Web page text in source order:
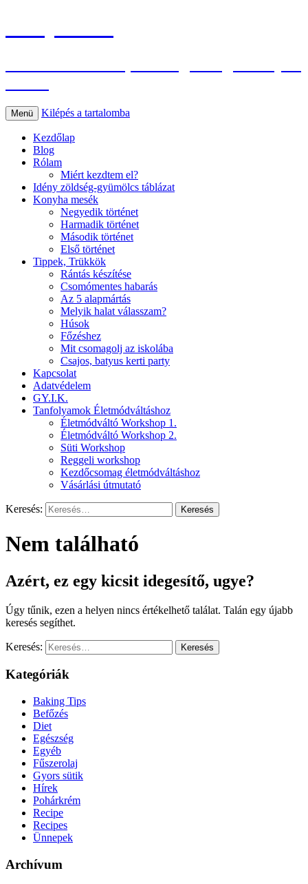
Menü Kilépés a tartalomba
Kezdőlap
Blog
Rólam
Miért kezdtem el?
Idény zöldség-gyümölcs táblázat
Konyha mesék
Negyedik történet
Harmadik történet
Második történet
Első történet
Tippek, Trükkök
Rántás készítése
Csomómentes habarás
Az 5 alapmártás
Melyik halat válasszam?
Húsok
Főzéshez
Mit csomagolj az iskolába
Csajos, batyus kerti party
Kapcsolat
Adatvédelem
GY.I.K.
Tanfolyamok Életmódváltáshoz
Életmódváltó Workshop 1.
Életmódváltó Workshop 2.
Süti Workshop
Reggeli workshop
Kezdőcsomag életmódváltáshoz
Vásárlási útmutató
Keresés:
Nem található
Azért, ez egy kicsit idegesítő, ugye?
Úgy tűnik, ezen a helyen nincs értékelhető találat. Talán egy újabb
keresés segíthet.
Keresés:
Kategóriák
Baking Tips
Befőzés
Diet
Egészség
Egyéb
Fűszerolaj
Gyors sütik
Hírek
Pohárkrém
Recipe
Recipes
Ünnepek
Archívum